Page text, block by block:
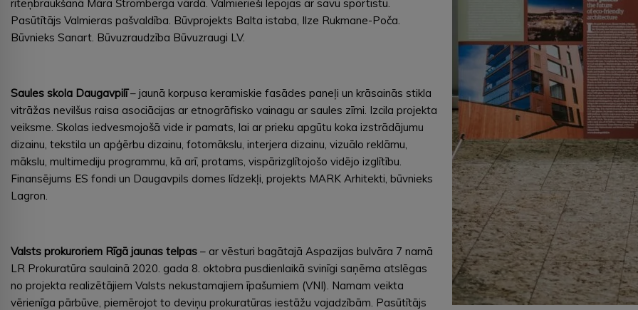
riteņbraukšanā Māra Štromberga vārdā. Valmierieši lepojas ar savu sportistu.
Pasūtītājs Valmieras pašvaldība. Būvprojekts Balta istaba, Ilze Rukmane-Poča.
Būvnieks Sanart. Būvuzraudzība Būvuzraugi LV.
Saules skola Daugavpilī– jaunā korpusa keramiskie fasādes paneļi un krāsainās stikla
vitrāžas nevilšus raisa asociācijas ar etnogrāfisko vainagu ar saules zīmi. Izcila projekta
veiksme. Skolas iedvesmojošā vide ir pamats, lai ar prieku apgūtu koka izstrādājumu
dizainu, tekstila un apģērbu dizainu, fotomākslu, interjera dizainu, vizuālo reklāmu,
mākslu, multimediju programmu, kā arī, protams, vispārizglītojošo vidējo izglītību.
Finansējums ES fondi un Daugavpils domes līdzekļi, projekts MARK Arhitekti, būvnieks
Lagron.
Valsts prokuroriem Rīgā jaunas telpas – ar vēsturi bagātajā Aspazijas bulvāra 7 namā
LR Prokuratūra saulainā 2020. gada 8. oktobra pusdienlaikā svinīgi saņēma atslēgas
no projekta realizētājiem Valsts nekustamajiem īpašumiem (VNI). Namam veikta
vērienīga pārbūve, piemērojot to deviņu prokuratūras iestāžu vajadzībām. Pasūtītājs